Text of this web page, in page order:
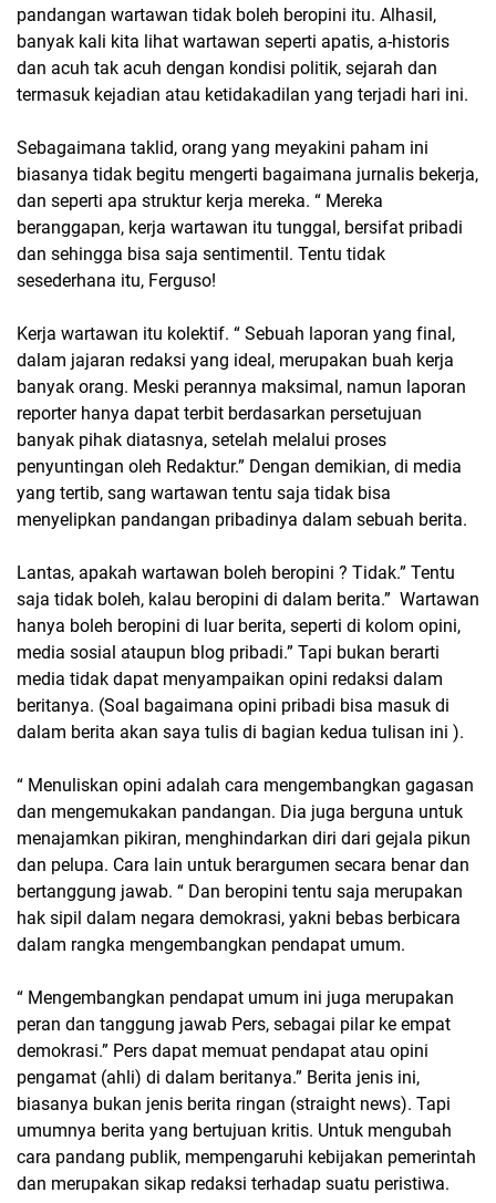
pandangan wartawan tidak boleh beropini itu. Alhasil,
banyak kali kita lihat wartawan seperti apatis, a-historis
dan acuh tak acuh dengan kondisi politik, sejarah dan
termasuk kejadian atau ketidakadilan yang terjadi hari ini.
Sebagaimana taklid, orang yang meyakini paham ini
biasanya tidak begitu mengerti bagaimana jurnalis bekerja,
dan seperti apa struktur kerja mereka. “ Mereka
beranggapan, kerja wartawan itu tunggal, bersifat pribadi
dan sehingga bisa saja sentimentil. Tentu tidak
sesederhana itu, Ferguso!
Kerja wartawan itu kolektif. “ Sebuah laporan yang final,
dalam jajaran redaksi yang ideal, merupakan buah kerja
banyak orang. Meski perannya maksimal, namun laporan
reporter hanya dapat terbit berdasarkan persetujuan
banyak pihak diatasnya, setelah melalui proses
penyuntingan oleh Redaktur.” Dengan demikian, di media
yang tertib, sang wartawan tentu saja tidak bisa
menyelipkan pandangan pribadinya dalam sebuah berita.
Lantas, apakah wartawan boleh beropini ? Tidak.” Tentu
saja tidak boleh, kalau beropini di dalam berita.” Wartawan
hanya boleh beropini di luar berita, seperti di kolom opini,
media sosial ataupun blog pribadi.” Tapi bukan berarti
media tidak dapat menyampaikan opini redaksi dalam
beritanya. (Soal bagaimana opini pribadi bisa masuk di
dalam berita akan saya tulis di bagian kedua tulisan ini ).
“ Menuliskan opini adalah cara mengembangkan gagasan
dan mengemukakan pandangan. Dia juga berguna untuk
menajamkan pikiran, menghindarkan diri dari gejala pikun
dan pelupa. Cara lain untuk berargumen secara benar dan
bertanggung jawab. “ Dan beropini tentu saja merupakan
hak sipil dalam negara demokrasi, yakni bebas berbicara
dalam rangka mengembangkan pendapat umum.
“ Mengembangkan pendapat umum ini juga merupakan
peran dan tanggung jawab Pers, sebagai pilar ke empat
demokrasi.” Pers dapat memuat pendapat atau opini
pengamat (ahli) di dalam beritanya.” Berita jenis ini,
biasanya bukan jenis berita ringan (straight news). Tapi
umumnya berita yang bertujuan kritis. Untuk mengubah
cara pandang publik, mempengaruhi kebijakan pemerintah
dan merupakan sikap redaksi terhadap suatu peristiwa.